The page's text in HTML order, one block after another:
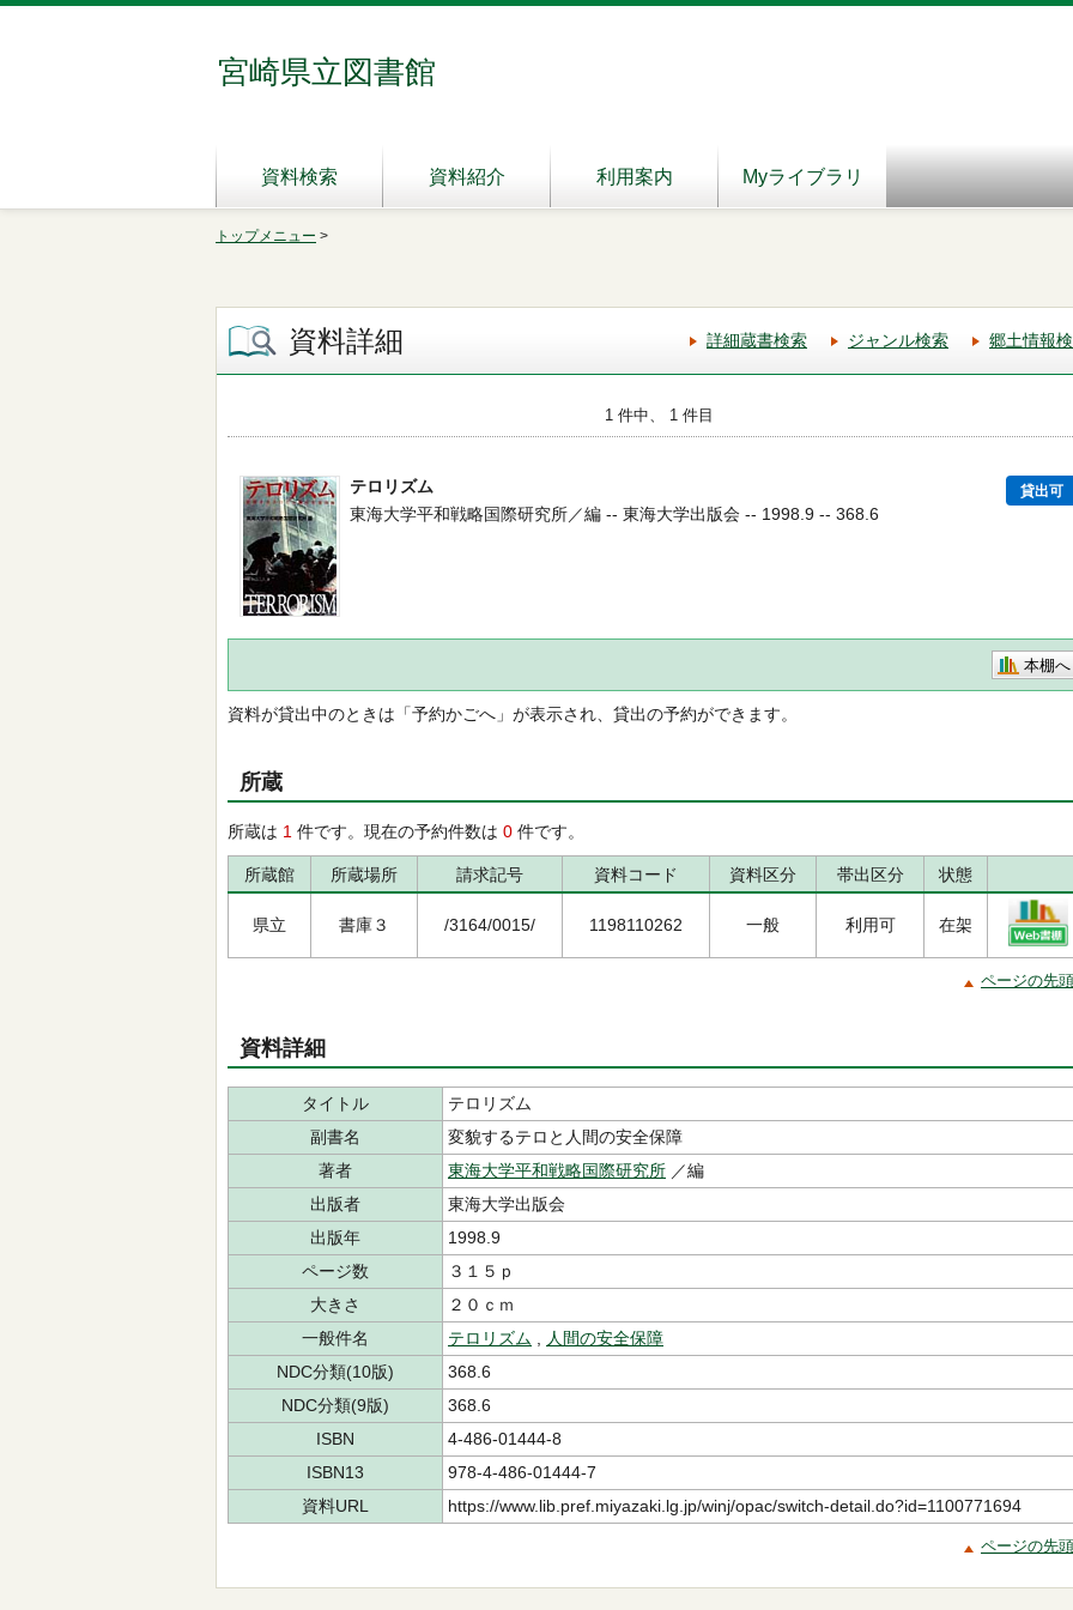
宮崎県立図書館
資料検索 資料紹介 利用案内 Myライブラリ
トップメニュー >
資料詳細 詳細蔵書検索 ジャンル検索 郷土情報
1 件中、 1 件目
テロリズム 貸出可
東海大学平和戦略国際研究所／編 -- 東海大学出版会 -- 1998.9 -- 368.6
本棚へ
資料が貸出中のときは「予約かごへ」が表示され、貸出の予約ができます。
所蔵
所蔵は 1 件です。現在の予約件数は 0 件です。
所蔵館 所蔵場所 請求記号 資料コード 資料区分 帯出区分 状態
県立 書庫３ /3164/0015/ 1198110262 一般 利用可 在架
ページの先
資料詳細
タイトル
テロリズム
副書名
変貌するテロと人間の安全保障
著者
東海大学平和戦略国際研究所 ／編
出版者
東海大学出版会
出版年
1998.9
ページ数
３１５ｐ
大きさ
２０ｃｍ
一般件名
テロリズム
人間の安全保障
NDC分類(10版)
368.6
NDC分類(9版)
368.6
ISBN
4-486-01444-8
ISBN13
978-4-486-01444-7
資料URL
https://www.lib.pref.miyazaki.lg.jp/winj/opac/switch-detail.do?id=1100771694
ページの先